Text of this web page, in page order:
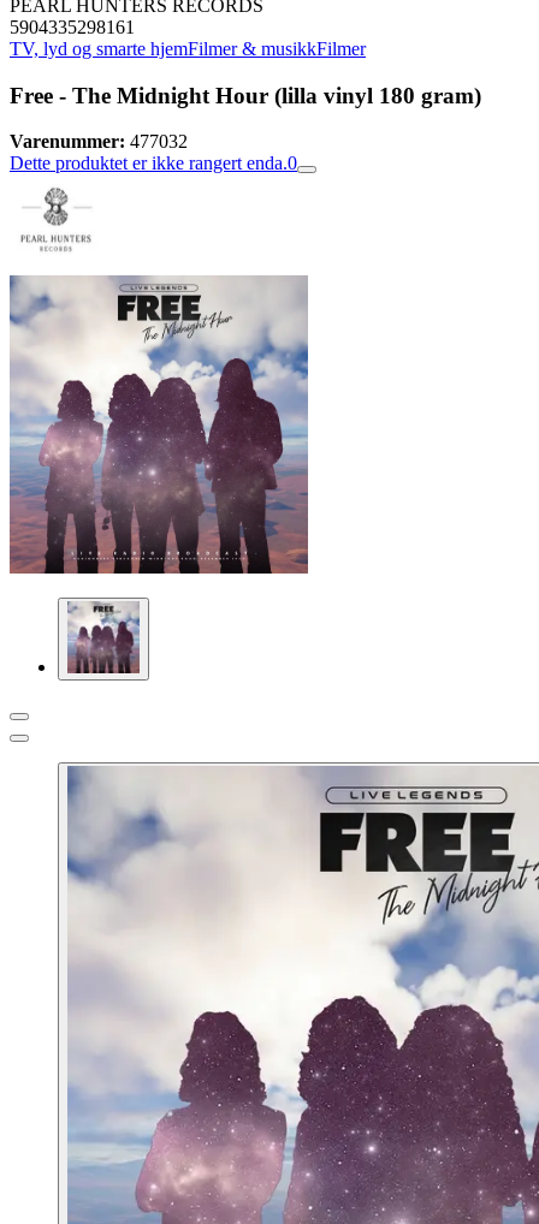
PEARL HUNTERS RECORDS
5904335298161
TV, lyd og smarte hjemFilmer & musikkFilmer
Free - The Midnight Hour (lilla vinyl 180 gram)
Varenummer: 477032
Dette produktet er ikke rangert enda.0